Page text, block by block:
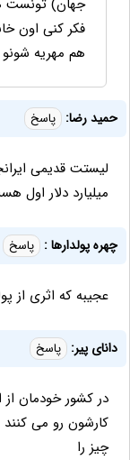
جهان) تونست
فکر کنی اون
هم مهریه شونو
حمید رضا: پاسخ
میلیارد دلار اول
چهره پولدارها : پاسخ
عجیبه که اثری از
دانای پیر: پاسخ
در کشور خودمان از
کارشون رو می
چیز را